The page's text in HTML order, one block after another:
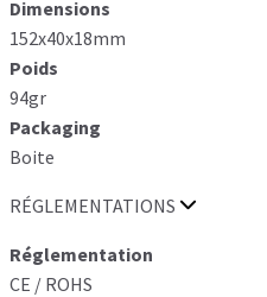
Dimensions
152x40x18mm
Poids
94gr
Packaging
Boite
RÉGLEMENTATIONS
Réglementation
CE / ROHS